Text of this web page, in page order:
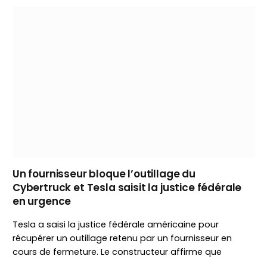
Un fournisseur bloque l’outillage du
Cybertruck et Tesla saisit la justice fédérale
en urgence
Tesla a saisi la justice fédérale américaine pour
récupérer un outillage retenu par un fournisseur en
cours de fermeture. Le constructeur affirme que